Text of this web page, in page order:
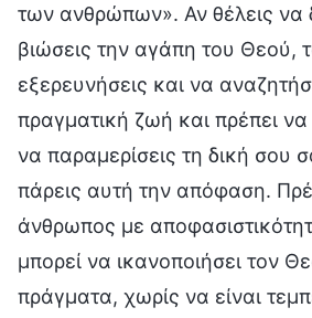
των ανθρώπων». Αν θέλεις να
βιώσεις την αγάπη του Θεού,
εξερευνήσεις και να
πραγματική ζωή και πρέπει να
να παραμερίσεις τη δική σου
πάρεις αυτή την απόφαση.
άνθρωπος με
μπορεί να ικανοποιήσει τον
πράγματα, χωρίς να είναι